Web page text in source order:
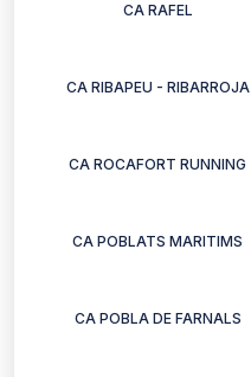
CA RAFEL
CA RIBAPEU - RIBARROJA
CA ROCAFORT RUNNING
CA POBLATS MARITIMS
CA POBLA DE FARNALS